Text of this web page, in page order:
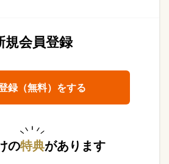
規会員登録
録（無料）をする
の特典があります